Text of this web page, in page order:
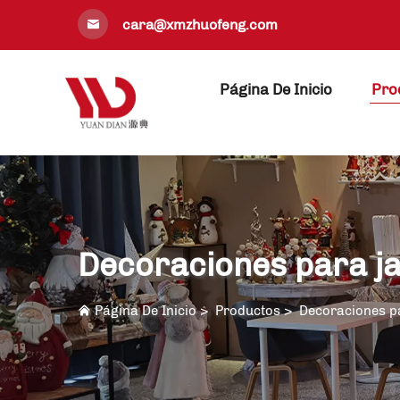
cara@xmzhuofeng.com
Página De Inicio
Decoraciones para
Página De Inicio>Productos>Decoraciones